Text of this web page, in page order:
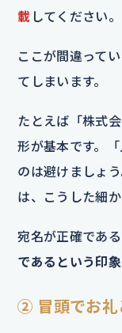
載 してください。
ここが間違って
てしまいます。
たとえば「株式
形が基本です。
のは避けましょ
は、こうした細
宛名が正確である
であるという印
② 冒頭でお礼